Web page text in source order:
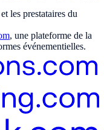
les prestataires du
, une plateforme de la
événementielles.